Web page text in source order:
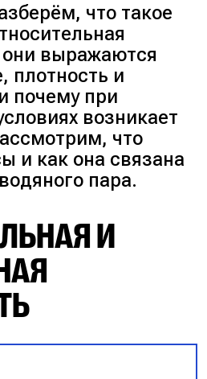
что такое
выражаются
плотность и
почему при
возникает
что
и как она связана
пара.
И